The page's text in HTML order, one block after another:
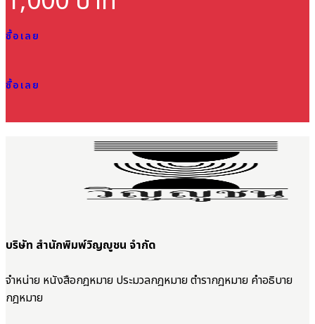
ซื้อเลย
ซื้อเลย
บริษัท สำนักพิมพ์วิญญูชน จำกัด
จำหน่าย หนังสือกฎหมาย ประมวลกฎหมาย ตำรากฎหมาย คำอธิบาย
กฎหมาย